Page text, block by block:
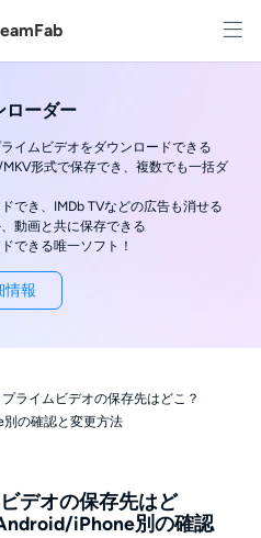
ローダー
イムビデオをダウンロードできる
形式で保存でき、複数でも一括ダ
でき、IMDb TVなどの広告も消せる
動画と共に保存できる
できる唯一ソフト！
情報
プライムビデオの保存先はどこ？
の確認と変更方法
デオの保存先はど
iPhone別の確認